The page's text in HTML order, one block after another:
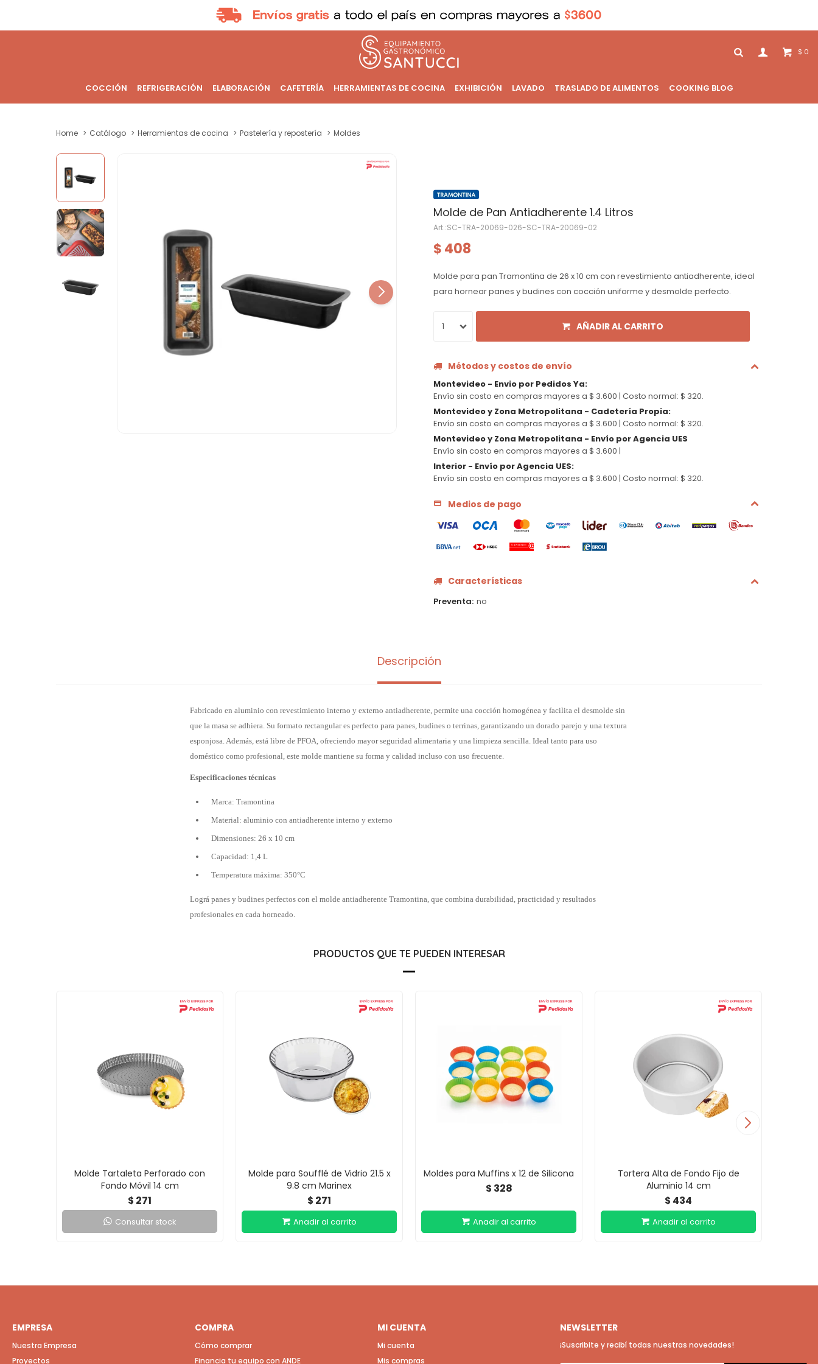
COCCIÓN REFRIGERACIÓN ELABORACIÓN CAFETERÍA HERRAMIENTAS DE COCINA EXHIBICIÓN LAVADO TRASLADO DE ALIMENTOS COOKING BLOG
$ 0
Home Catálogo Herramientas de cocina Pastelería y repostería Moldes
Molde de Pan Antiadherente 1.4 Litros
SC-TRA-20069-026-SC-TRA-20069-02
$ 408
Molde para pan Tramontina de 26 x 10 cm con revestimiento antiadherente, ideal
para hornear panes y budines con cocción uniforme y desmolde perfecto.
1 AÑADIR AL CARRITO
Métodos y costos de envío
Montevideo - Envio por Pedidos Ya:
Envío sin costo en compras mayores a $ 3.600 | Costo normal: $ 320.
Montevideo y Zona Metropolitana - Cadetería Propia:
Envío sin costo en compras mayores a $ 3.600 | Costo normal: $ 320.
Montevideo y Zona Metropolitana - Envío por Agencia UES
Envío sin costo en compras mayores a $ 3.600 |
Interior - Envío por Agencia UES:
Envío sin costo en compras mayores a $ 3.600 | Costo normal: $ 320.
Medios de pago
Características
Preventa no
Descripción
Fabricado en aluminio con revestimiento interno y externo antiadherente, permite una cocción homogénea y facilita el desmolde sin
que la masa se adhiera. Su formato rectangular es perfecto para panes, budines o terrinas, garantizando un dorado parejo y una textura
esponjosa. Además, está libre de PFOA, ofreciendo mayor seguridad alimentaria y una limpieza sencilla. Ideal tanto para uso
doméstico como profesional, este molde mantiene su forma y calidad incluso con uso frecuente.
Especificaciones técnicas
Marca: Tramontina
Material: aluminio con antiadherente interno y externo
Dimensiones: 26 x 10 cm
Capacidad: 1,4 L
Temperatura máxima: 350°C
Lográ panes y budines perfectos con el molde antiadherente Tramontina, que combina durabilidad, practicidad y resultados
profesionales en cada horneado.
PRODUCTOS QUE TE PUEDEN INTERESAR
Molde Tartaleta Perforado con
Fondo Móvil 14 cm
$ 271
Consultar stock
Molde para Soufflé de Vidrio 21.5 x
9.8 cm Marinex
$ 271
Moldes para Muffins x 12 de Silicona
$ 328
Tortera Alta de Fondo Fijo de
Aluminio 14 cm
$ 434
EMPRESA
Nuestra Empresa
Proyectos
COMPRA
Cómo comprar
Financia tu equipo con ANDE
MI CUENTA
Mi cuenta
Mis compras
NEWSLETTER
¡Suscribite y recibí todas nuestras novedades!